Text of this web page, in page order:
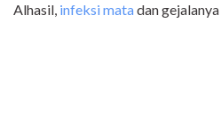
Alhasil, infeksi matadan